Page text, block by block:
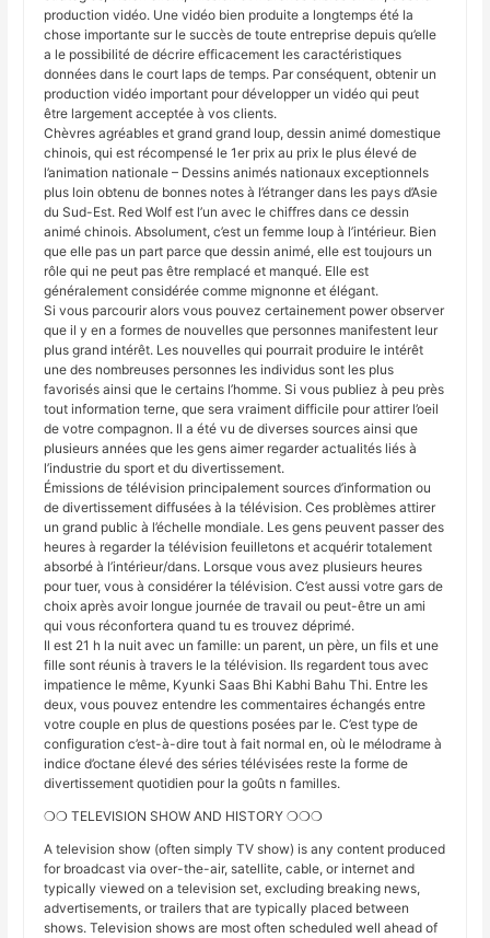
production vidéo. Une vidéo bien produite a longtemps été la
chose importante sur le succès de toute entreprise depuis qu’elle
a le possibilité de décrire efficacement les caractéristiques
données dans le court laps de temps. Par conséquent, obtenir un
production vidéo important pour développer un vidéo qui peut
être largement acceptée à vos clients.
Chèvres agréables et grand grand loup, dessin animé domestique
chinois, qui est récompensé le 1er prix au prix le plus élevé de
l’animation nationale – Dessins animés nationaux exceptionnels
plus loin obtenu de bonnes notes à l’étranger dans les pays d’Asie
du Sud-Est. Red Wolf est l’un avec le chiffres dans ce dessin
animé chinois. Absolument, c’est un femme loup à l’intérieur. Bien
que elle pas un part parce que dessin animé, elle est toujours un
rôle qui ne peut pas être remplacé et manqué. Elle est
généralement considérée comme mignonne et élégant.
Si vous parcourir alors vous pouvez certainement power observer
que il y en a formes de nouvelles que personnes manifestent leur
plus grand intérêt. Les nouvelles qui pourrait produire le intérêt
une des nombreuses personnes les individus sont les plus
favorisés ainsi que le certains l’homme. Si vous publiez à peu près
tout information terne, que sera vraiment difficile pour attirer l’oeil
de votre compagnon. Il a été vu de diverses sources ainsi que
plusieurs années que les gens aimer regarder actualités liés à
l’industrie du sport et du divertissement.
Émissions de télévision principalement sources d’information ou
de divertissement diffusées à la télévision. Ces problèmes attirer
un grand public à l’échelle mondiale. Les gens peuvent passer des
heures à regarder la télévision feuilletons et acquérir totalement
absorbé à l’intérieur/dans. Lorsque vous avez plusieurs heures
pour tuer, vous à considérer la télévision. C’est aussi votre gars de
choix après avoir longue journée de travail ou peut-être un ami
qui vous réconfortera quand tu es trouvez déprimé.
Il est 21 h la nuit avec un famille: un parent, un père, un fils et une
fille sont réunis à travers le la télévision. Ils regardent tous avec
impatience le même, Kyunki Saas Bhi Kabhi Bahu Thi. Entre les
deux, vous pouvez entendre les commentaires échangés entre
votre couple en plus de questions posées par le. C’est type de
configuration c’est-à-dire tout à fait normal en, où le mélodrame à
indice d’octane élevé des séries télévisées reste la forme de
divertissement quotidien pour la goûts n familles.
❍❍ TELEVISION SHOW AND HISTORY ❍❍❍
A television show (often simply TV show) is any content produced
for broadcast via over-the-air, satellite, cable, or internet and
typically viewed on a television set, excluding breaking news,
advertisements, or trailers that are typically placed between
shows. Television shows are most often scheduled well ahead of